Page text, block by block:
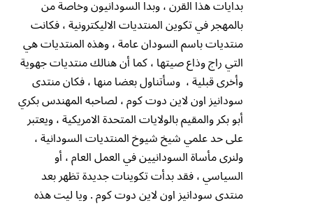
بدايات هذا القرن ، وبدا السودانيون وخاصة من
بالمهجر في تكوين المنتديات الاليكترونية ، فكانت
منتديات باسم السودان عامة ، وهذه المنتديات هي
التي راج وذاع صيتها ، كما أن هنالك منتديات جهوية
وأخرى قبلية ، وسأتناول بعضا منها ، فكان منتدى
سودانيز اون لاين دوت كوم ، لصاحبه المهندس بكري
أبو بكر والمقيم بالولايات المتحدة الامريكية ، ويعتبر
على حد علمي شيخ شيوخ المنتديات السودانية ،
ولنرى مأساة السودانيين في العمل العام ، أو
السياسي ، فقد بدأت تكوينات جديدة تظهر بعد
منتدى سودانيز اون لاين دوت كوم . ويا ليت هذه